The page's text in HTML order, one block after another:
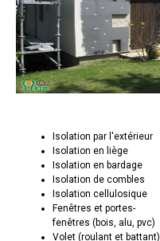
Isolation par l'extérieur
Isolation en liège
Isolation en bardage
Isolation de combles
Isolation cellulosique
Fenêtres et portes-
fenêtres (bois, alu, pvc)
Volet (roulant et battant)